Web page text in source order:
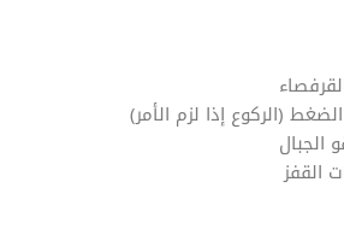
(الركوع إذا لزم الأمر)
الجبال
القفز